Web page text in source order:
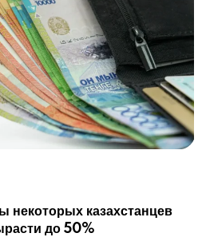
некоторых казахстанцев
до 50%